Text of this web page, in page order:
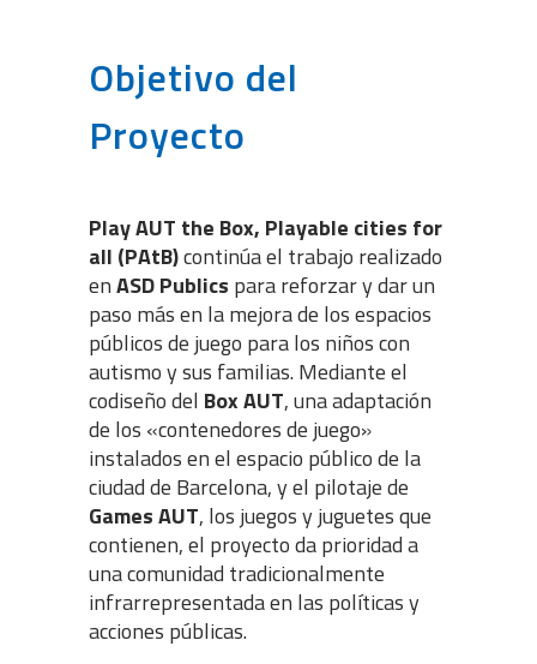
Objetivo del
Proyecto
Play AUT the Box, Playable cities for
all (PAtB)continúa el trabajo realizado
enASD Publics para reforzar y dar un
paso más en la mejora de los espacios
públicos de juego para los niños con
autismo y sus familias. Mediante el
codiseño del Box AUT, una adaptación
de los «contenedores de juego»
instalados en el espacio público de la
ciudad de Barcelona, y el pilotaje de
Games AUT, los juegos y juguetes que
contienen, el proyecto da prioridad a
una comunidad tradicionalmente
infrarrepresentada en las políticas y
acciones públicas.